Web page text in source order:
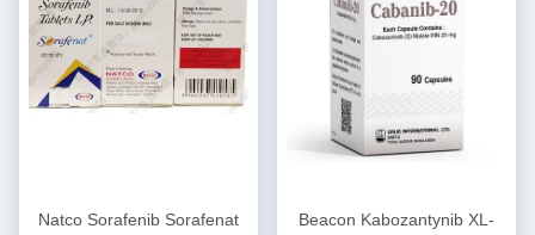
Natco Sorafenib Sorafenat
Beacon Kabozantynib XL-